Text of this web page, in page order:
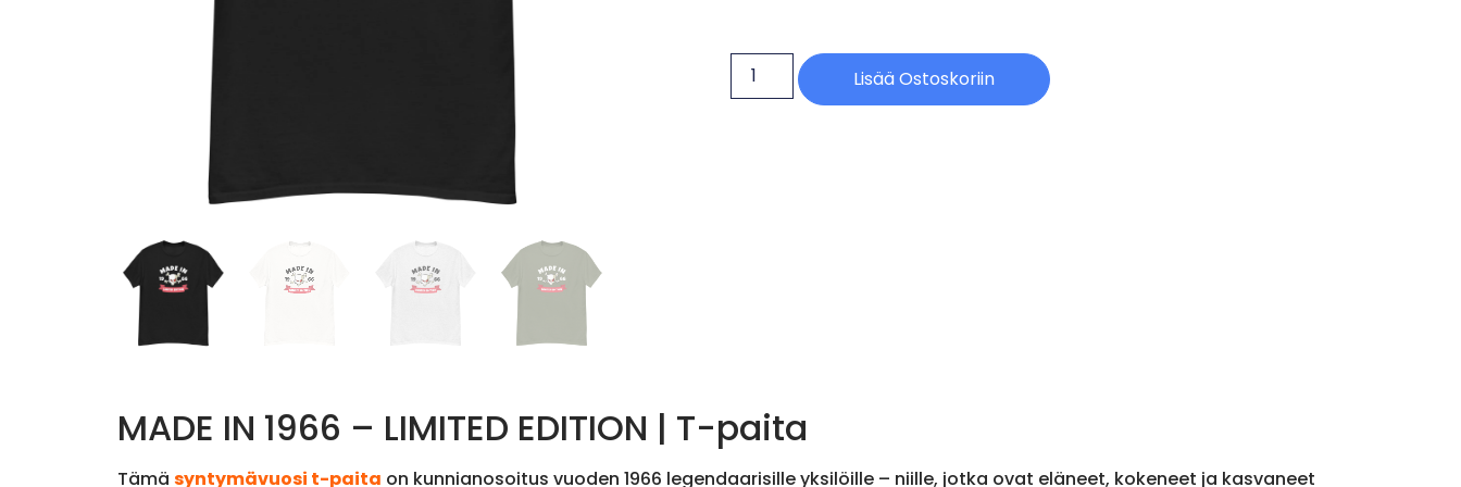
Lisää Ostoskoriin
MADE IN 1966 – LIMITED EDITION | T-paita
Tämä syntymävuosi t-paita on kunnianosoitus vuoden 1966 legendaarisille yksilöille – niille, jotka ovat eläneet, kokeneet ja kasvaneet